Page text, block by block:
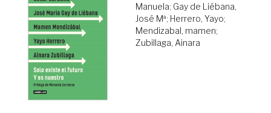
Manuela; Gay de Liébana,
José Mª; Herrero, Yayo;
Mendizabal, mamen;
Zubillaga, Ainara